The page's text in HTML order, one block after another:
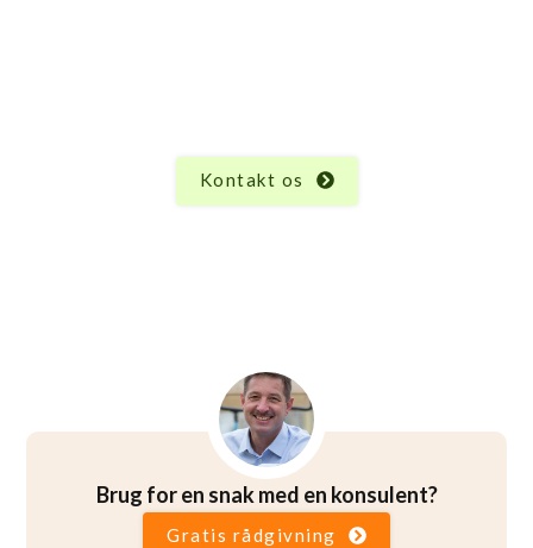
Kontakt os
Brug for en snak med en konsulent?
Gratis rådgivning